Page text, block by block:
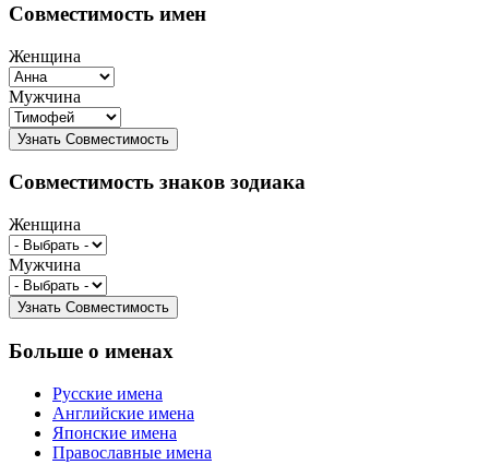
Совместимость имен
Женщина
Мужчина
Совместимость знаков зодиака
Женщина
Мужчина
Больше о именах
Русские имена
Английские имена
Японские имена
Православные имена